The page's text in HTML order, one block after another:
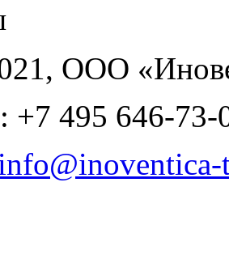
ООО
+7 495 646-73-